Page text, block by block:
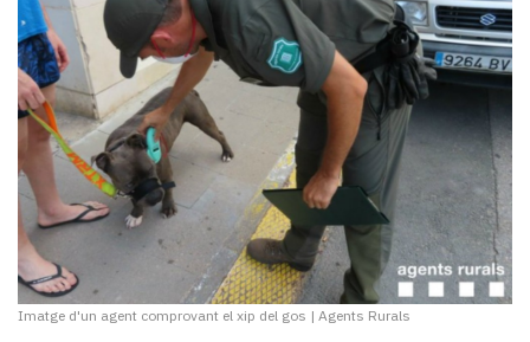
Imatge d'un agent comprovant el xip del gos | Agents Rurals